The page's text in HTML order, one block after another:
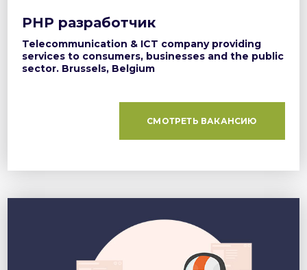
PHP разработчик
Telecommunication & ICT company providing
services to consumers, businesses and the public
sector. Brussels, Belgium
СМОТРЕТЬ ВАКАНСИЮ